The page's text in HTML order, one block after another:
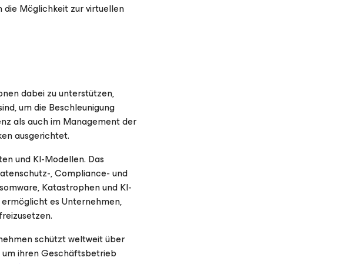
die Möglichkeit zur virtuellen
dabei zu unterstützen,
um die Beschleunigung
als auch im Management der
ausgerichtet.
und KI-Modellen. Das
, Compliance- und
Katastrophen und KI-
es Unternehmen,
schützt weltweit über
ihren Geschäftsbetrieb